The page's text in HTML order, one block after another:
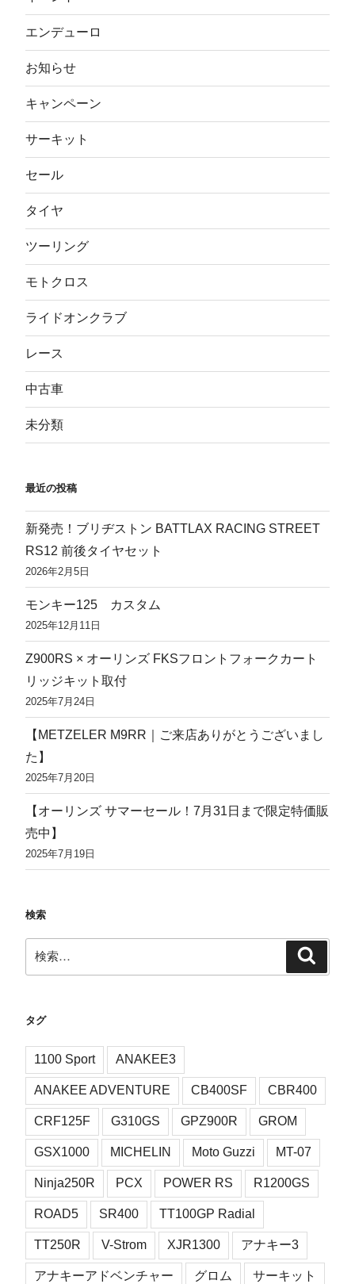
エンデューロ
お知らせ
キャンペーン
サーキット
セール
タイヤ
ツーリング
モトクロス
ライドオンクラブ
レース
中古車
未分類
最近の投稿
新発売！ブリヂストン BATTLAX RACING STREET
RS12 前後タイヤセット
2026年2月5日
モンキー125 カスタム
2025年12月11日
Z900RS × オーリンズ FKSフロントフォークカート
リッジキット取付
2025年7月24日
【METZELER M9RR｜ご来店ありがとうございまし
た】
2025年7月20日
【オーリンズ サマーセール！7月31日まで限定特価販
売中】
2025年7月19日
検索
検
タグ
1100 Sport ANAKEE3
ANAKEE ADVENTURE CB400SF CBR400
CRF125F G310GS GPZ900R GROM
GSX1000 MICHELIN Moto Guzzi MT-07
Ninja250R PCX POWER RS R1200GS
ROAD5 SR400 TT100GP Radial
TT250R V-Strom XJR1300 アナキー3
アナキーアドベンチャー グロム サーキット